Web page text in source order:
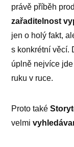
právě příběh
zařaditelnost
jen o holý fakt,
s konkrétní věcí.
úplně nejvíce
ruku v ruce.
Proto také
velmi